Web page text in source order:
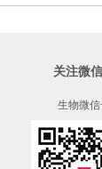
关注微
生物微